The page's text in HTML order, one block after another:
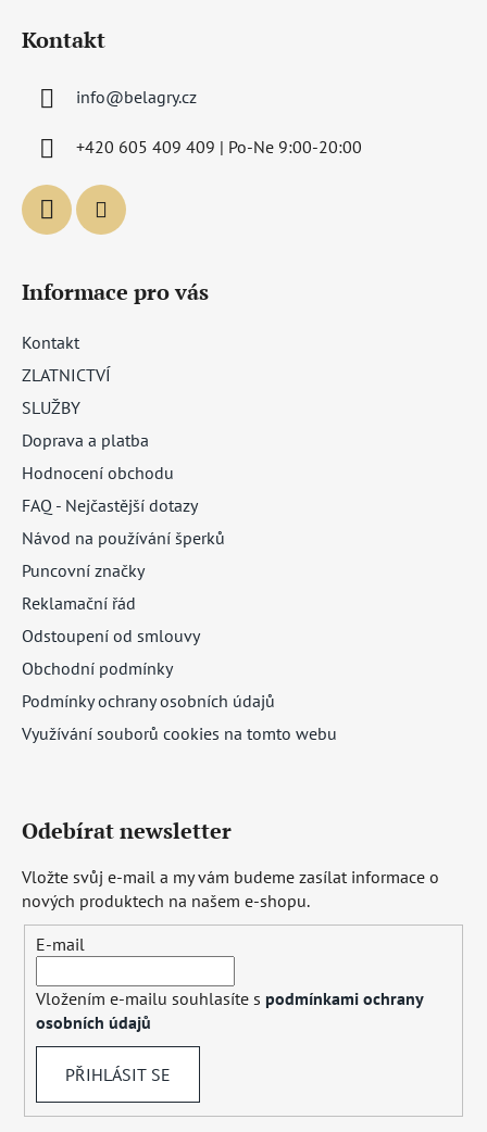
Kontakt
info@belagry.cz
+420 605 409 409 | Po-Ne 9:00-20:00
Informace pro vás
Kontakt
ZLATNICTVÍ
SLUŽBY
Doprava a platba
Hodnocení obchodu
FAQ - Nejčastější dotazy
Návod na používání šperků
Puncovní značky
Reklamační řád
Odstoupení od smlouvy
Obchodní podmínky
Podmínky ochrany osobních údajů
Využívání souborů cookies na tomto webu
Odebírat newsletter
Vložte svůj e-mail a my vám budeme zasílat informace o
nových produktech na našem e-shopu.
E-mail
Vložením e-mailu souhlasíte s podmínkami ochrany
osobních údajů
PŘIHLÁSIT SE